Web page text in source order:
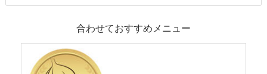
合わせておすすめメニュー